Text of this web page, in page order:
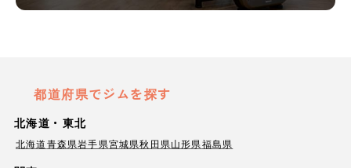
都道府県でジムを探す
北海道・東北
北海道青森県岩手県宮城県秋田県山形県福島県